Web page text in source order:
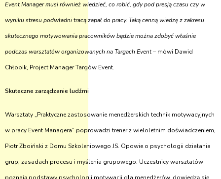
Event Manager musi również wiedzieć, co robić, gdy pod presją czasu czy w
wyniku stresu podwładni tracą zapał do pracy. Taką cenną wiedzę z zakresu
skutecznego motywowania pracowników będzie można zdobyć właśnie
podczas warsztatów organizowanych na Targach Event – mówi Dawid
Chłopik, Project Manager Targów Event.
Skuteczne zarządzanie ludźmi
Warsztaty „Praktyczne zastosowanie menedżerskich technik motywacyjnych
w pracy Event Managera” poprowadzi trener z wieloletnim doświadczeniem,
Piotr Zboiński z Domu Szkoleniowego JS. Opowie o psychologii działania
grup, zasadach procesu i myślenia grupowego. Uczestnicy warsztatów